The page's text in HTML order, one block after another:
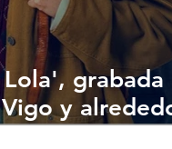
grabada
y